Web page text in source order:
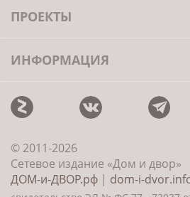
ПРОЕКТЫ
ИНФОРМАЦИЯ
© 2011-2026
Сетевое издание «Дом и двор»
ДОМ-и-ДВОР.рф | dom-i-